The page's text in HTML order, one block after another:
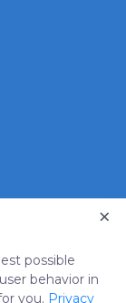
possible
behavior in
you. Privacy
×